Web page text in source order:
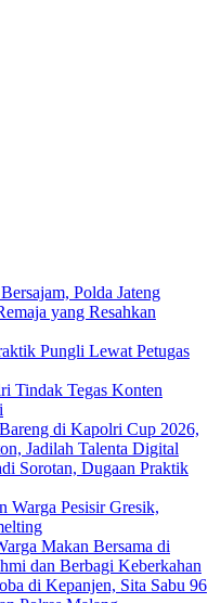
Polda Jateng
yang Resahkan
Pungli Lewat Petugas
Tindak Tegas Konten
di Kapolri Cup 2026,
Jadilah Talenta Digital
Sorotan, Dugaan Praktik
Warga Pesisir Gresik,
Makan Bersama di
dan Berbagi Keberkahan
di Kepanjen, Sita Sabu 96